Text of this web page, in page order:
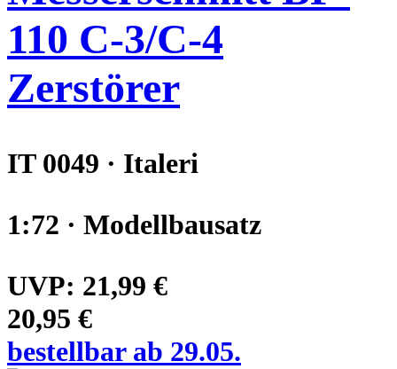
110 C-3/C-4
Zerstörer
IT 0049 · Italeri
1:72 · Modellbausatz
UVP: 21,99 €
20,95 €
bestellbar ab 29.05.